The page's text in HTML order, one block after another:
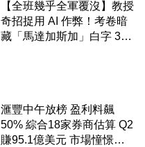
【全班幾乎全軍覆沒】教授
奇招捉用 AI 作弊！考卷暗
藏「馬達加斯加」白字 35
滙豐中午放榜 盈利料飆
50% 綜合18家券商估算 Q2
賺95.1億美元 市場憧憬重